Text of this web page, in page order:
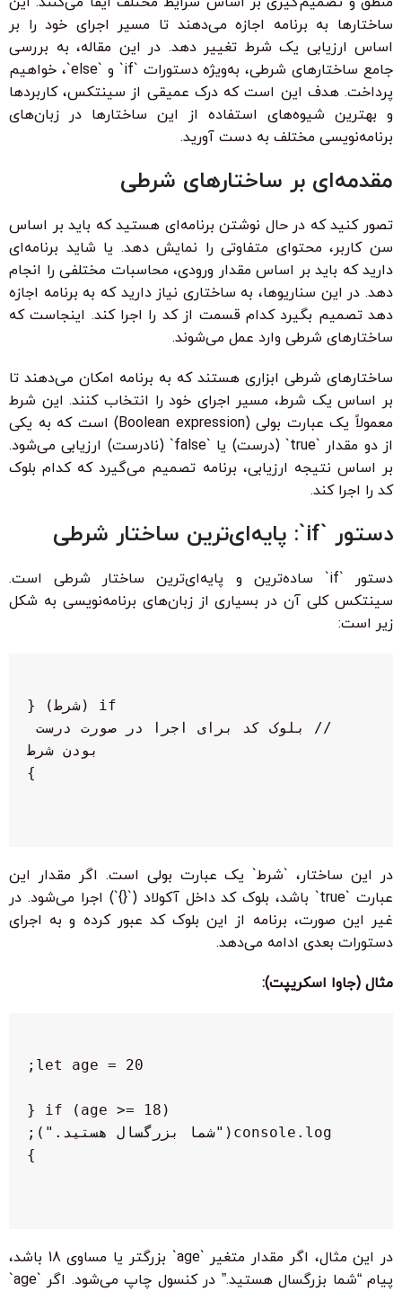
ساختارها به برنامه اجازه می‌دهند تا مسیر اجرای خود را بر
اساس ارزیابی یک شرط تغییر دهد. در این مقاله، به بررسی
جامع ساختارهای شرطی، به‌ویژه دستورات `if` و `else`، خواهیم
پرداخت. هدف این است که درک عمیقی از سینتکس، کاربردها
و بهترین شیوه‌های استفاده از این ساختارها در زبان‌های
برنامه‌نویسی مختلف به دست آورید.
مقدمه‌ای بر ساختارهای شرطی
تصور کنید که در حال نوشتن برنامه‌ای هستید که باید بر اساس
سن کاربر، محتوای متفاوتی را نمایش دهد. یا شاید برنامه‌ای
دارید که باید بر اساس مقدار ورودی، محاسبات مختلفی را انجام
دهد. در این سناریوها، به ساختاری نیاز دارید که به برنامه اجازه
دهد تصمیم بگیرد کدام قسمت از کد را اجرا کند. اینجاست که
ساختارهای شرطی وارد عمل می‌شوند.
ساختارهای شرطی ابزاری هستند که به برنامه امکان می‌دهند تا
بر اساس یک شرط، مسیر اجرای خود را انتخاب کنند. این شرط
معمولاً یک عبارت بولی (Boolean expression) است که به یکی
از دو مقدار `true` (درست) یا `false` (نادرست) ارزیابی می‌شود.
بر اساس نتیجه ارزیابی، برنامه تصمیم می‌گیرد که کدام بلوک
کد را اجرا کند.
دستور `if`: پایه‌ای‌ترین ساختار شرطی
دستور `if` ساده‌ترین و پایه‌ای‌ترین ساختار شرطی است.
سینتکس کلی آن در بسیاری از زبان‌های برنامه‌نویسی به شکل
زیر است:
در این ساختار، `شرط` یک عبارت بولی است. اگر مقدار این
عبارت `true` باشد، بلوک کد داخل آکولاد (`{}`) اجرا می‌شود. در
غیر این صورت، برنامه از این بلوک کد عبور کرده و به اجرای
دستورات بعدی ادامه می‌دهد.
مثال (جاوا اسکریپت):
در این مثال، اگر مقدار متغیر `age` بزرگتر یا مساوی 18 باشد،
پیام “شما بزرگسال هستید.” در کنسول چاپ می‌شود. اگر `age`